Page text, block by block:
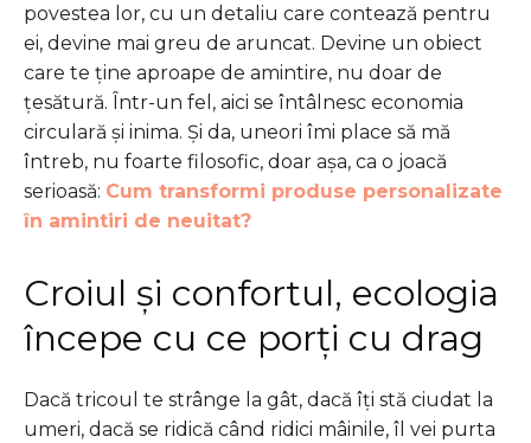
povestea lor, cu un detaliu care contează pentru
ei, devine mai greu de aruncat. Devine un obiect
care te ține aproape de amintire, nu doar de
țesătură. Într-un fel, aici se întâlnesc economia
circulară și inima. Și da, uneori îmi place să mă
întreb, nu foarte filosofic, doar așa, ca o joacă
serioasă: Cum transformi produse personalizate
în amintiri de neuitat?
Croiul și confortul, ecologia
începe cu ce porți cu drag
Dacă tricoul te strânge la gât, dacă îți stă ciudat la
umeri, dacă se ridică când ridici mâinile, îl vei purta